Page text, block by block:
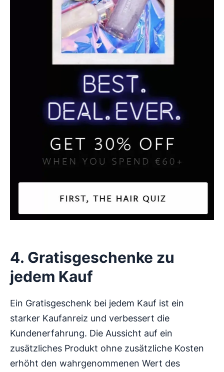
4. Gratisgeschenke zu
jedem Kauf
Ein Gratisgeschenk bei jedem Kauf ist ein
starker Kaufanreiz und verbessert die
Kundenerfahrung. Die Aussicht auf ein
zusätzliches Produkt ohne zusätzliche Kosten
erhöht den wahrgenommenen Wert des